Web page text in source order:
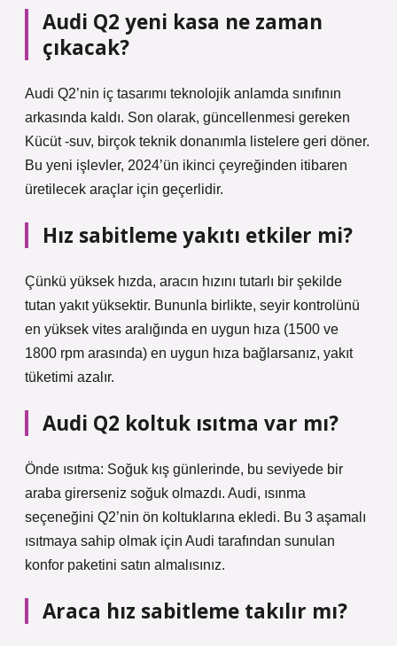
Audi Q2 yeni kasa ne zaman
çıkacak?
Audi Q2’nin iç tasarımı teknolojik anlamda sınıfının
arkasında kaldı. Son olarak, güncellenmesi gereken
Kücüt -suv, birçok teknik donanımla listelere geri döner.
Bu yeni işlevler, 2024’ün ikinci çeyreğinden itibaren
üretilecek araçlar için geçerlidir.
Hız sabitleme yakıtı etkiler mi?
Çünkü yüksek hızda, aracın hızını tutarlı bir şekilde
tutan yakıt yüksektir. Bununla birlikte, seyir kontrolünü
en yüksek vites aralığında en uygun hıza (1500 ve
1800 rpm arasında) en uygun hıza bağlarsanız, yakıt
tüketimi azalır.
Audi Q2 koltuk ısıtma var mı?
Önde ısıtma: Soğuk kış günlerinde, bu seviyede bir
araba girerseniz soğuk olmazdı. Audi, ısınma
seçeneğini Q2’nin ön koltuklarına ekledi. Bu 3 aşamalı
ısıtmaya sahip olmak için Audi tarafından sunulan
konfor paketini satın almalısınız.
Araca hız sabitleme takılır mı?